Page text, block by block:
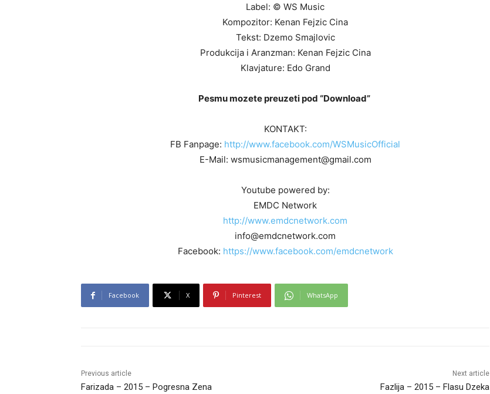
Label: © WS Music
Kompozitor: Kenan Fejzic Cina
Tekst: Dzemo Smajlovic
Produkcija i Aranzman: Kenan Fejzic Cina
Klavjature: Edo Grand
Pesmu mozete preuzeti pod “Download”
KONTAKT:
FB Fanpage: http://www.facebook.com/WSMusicOfficial
E-Mail: wsmusicmanagement@gmail.com
Youtube powered by:
EMDC Network
http://www.emdcnetwork.com
info@emdcnetwork.com
Facebook: https://www.facebook.com/emdcnetwork
Facebook X Pinterest WhatsApp
Previous article
Farizada – 2015 – Pogresna Zena
Next article
Fazlija – 2015 – Flasu Dzeka